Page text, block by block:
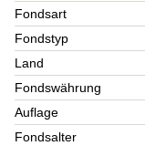
Fondsart
Fondstyp
Land
Fondswährung
Auflage
Fondsalter